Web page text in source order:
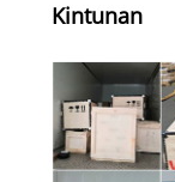
Kintunan